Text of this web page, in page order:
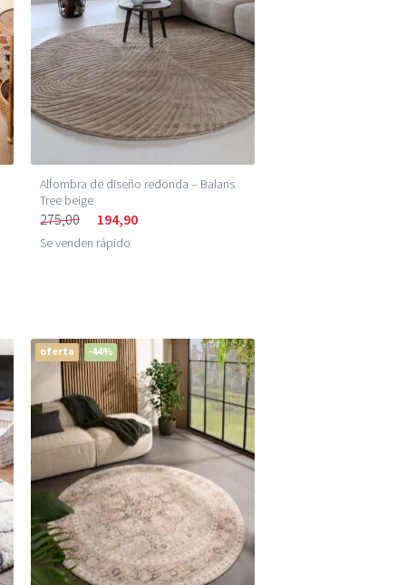
Alfombra de diseño redonda – Balans
Tree beige
275,00 194,90
Se venden rápido
oferta -44%